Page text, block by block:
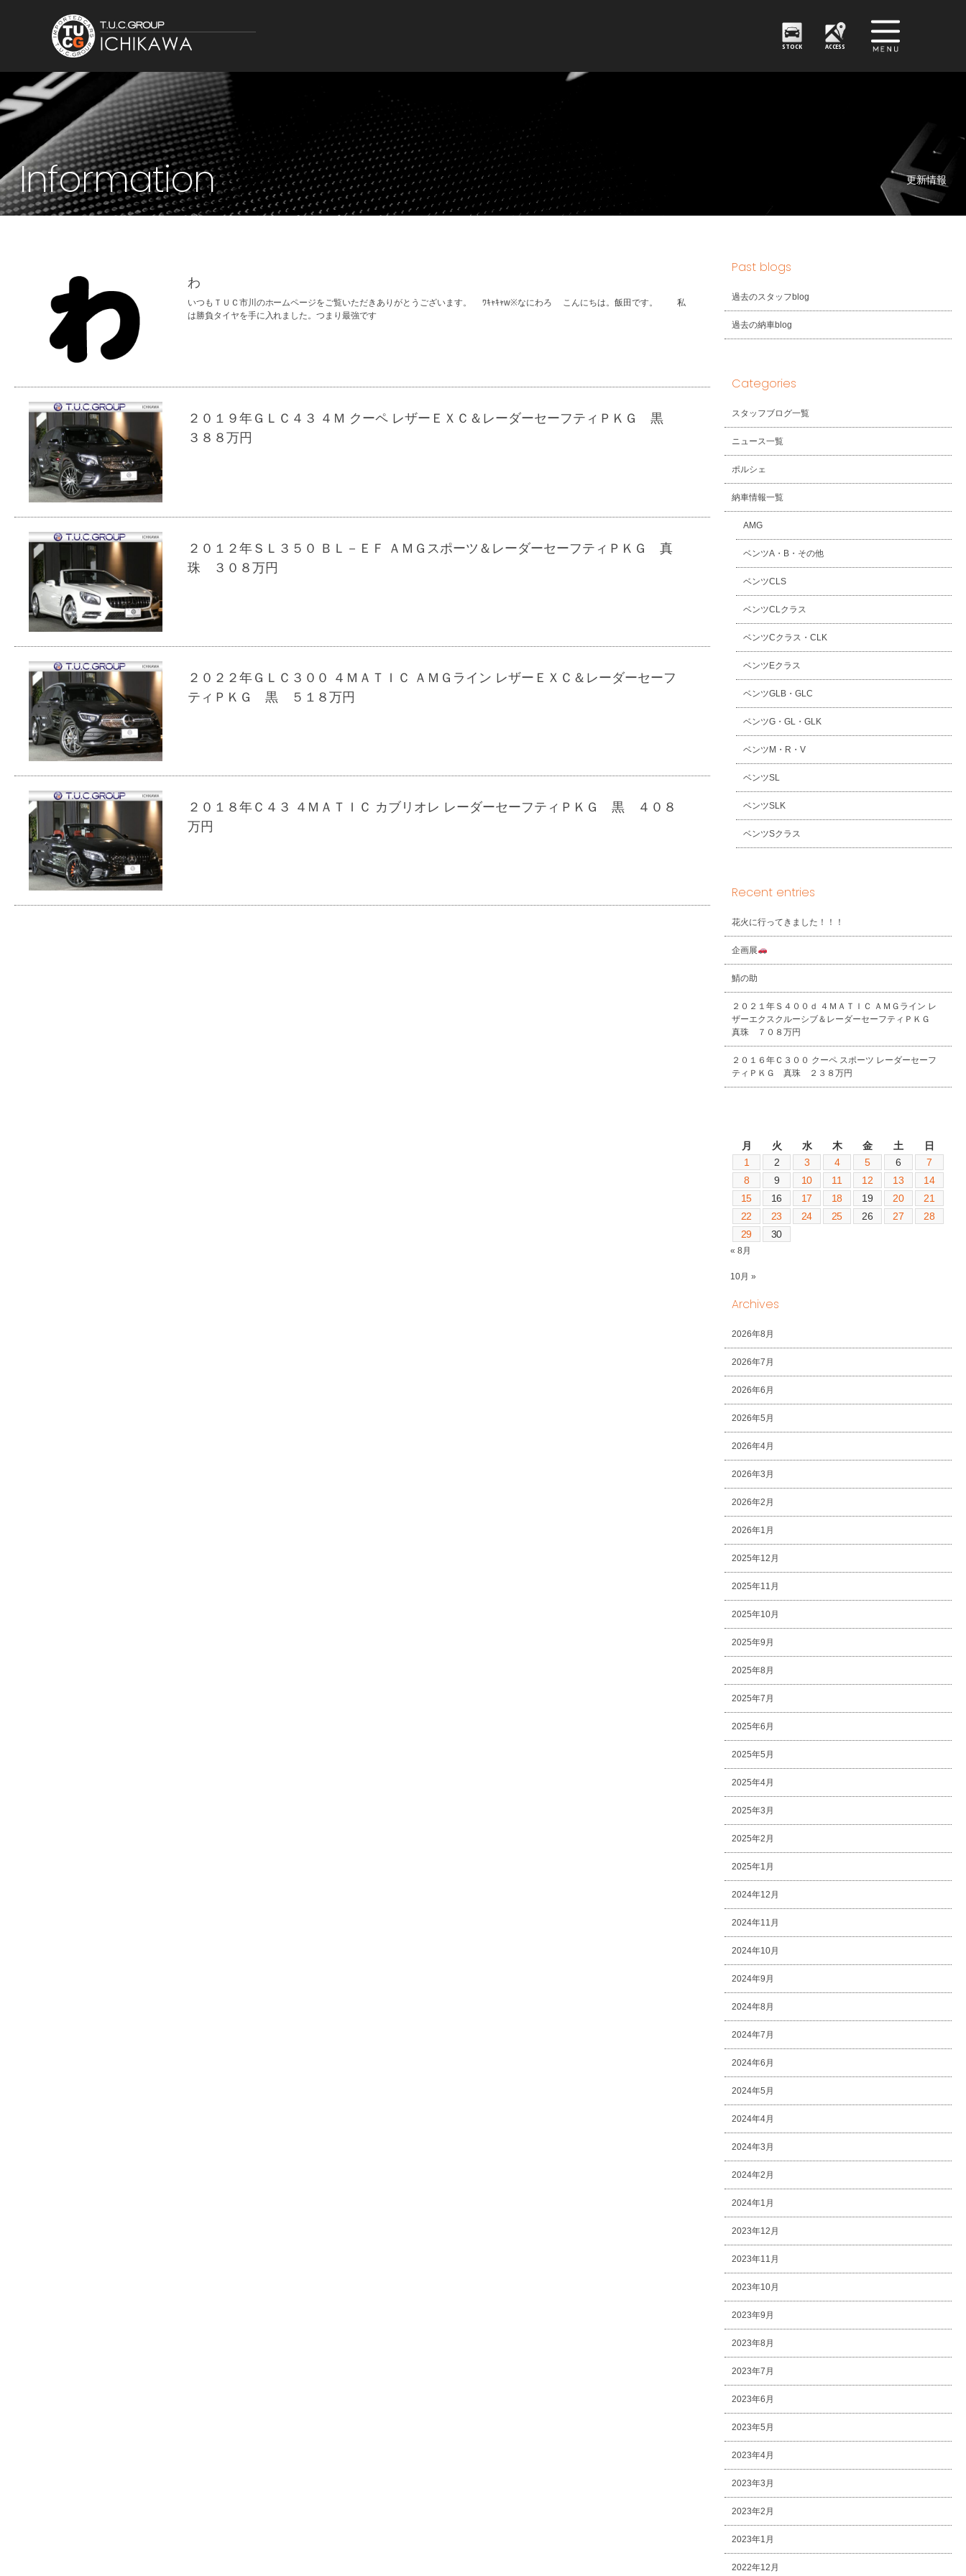
STOCK ACCESS
Information 更新情報
わ
いつもＴＵＣ市川のホームページをご覧いただきありがとうございます。 ﾜｷｬｷｬw※なにわろ こんにちは。飯田です。 私
は勝負タイヤを手に入れました。つまり最強です
２０１９年ＧＬＣ４３ ４Ｍ クーペ レザーＥＸＣ＆レーダーセーフティＰＫＧ 黒
３８８万円
２０１２年ＳＬ３５０ ＢＬ－ＥＦ ＡＭＧスポーツ＆レーダーセーフティＰＫＧ 真
珠 ３０８万円
２０２２年ＧＬＣ３００ ４ＭＡＴＩＣ ＡＭＧライン レザーＥＸＣ＆レーダーセーフ
ティＰＫＧ 黒 ５１８万円
２０１８年Ｃ４３ ４ＭＡＴＩＣ カブリオレ レーダーセーフティＰＫＧ 黒 ４０８
万円
Past blogs
過去のスタッフblog
過去の納車blog
Categories
スタッフブログ一覧
ニュース一覧
ポルシェ
納車情報一覧
AMG
ベンツA・B・その他
ベンツCLS
ベンツCLクラス
ベンツCクラス・CLK
ベンツEクラス
ベンツGLB・GLC
ベンツG・GL・GLK
ベンツM・R・V
ベンツSL
ベンツSLK
ベンツSクラス
Recent entries
花火に行ってきました！！！
企画展
鯖の助
２０２１年Ｓ４００ｄ ４ＭＡＴＩＣ ＡＭＧライン レ
ザーエクスクルーシブ＆レーダーセーフティＰＫＧ
真珠 ７０８万円
２０１６年Ｃ３００ クーペ スポーツ レーダーセーフ
ティＰＫＧ 真珠 ２３８万円
月
火 水 木 金 土
日
1
2 3 4 5 6
7
8
9 10 11 12 13
14
15
16 17 18 19 20
21
22
23 24 25 26 27
28
29
30
« 8月
10月 »
Archives
2026年8月
2026年7月
2026年6月
2026年5月
2026年4月
2026年3月
2026年2月
2026年1月
2025年12月
2025年11月
2025年10月
2025年9月
2025年8月
2025年7月
2025年6月
2025年5月
2025年4月
2025年3月
2025年2月
2025年1月
2024年12月
2024年11月
2024年10月
2024年9月
2024年8月
2024年7月
2024年6月
2024年5月
2024年4月
2024年3月
2024年2月
2024年1月
2023年12月
2023年11月
2023年10月
2023年9月
2023年8月
2023年7月
2023年6月
2023年5月
2023年4月
2023年3月
2023年2月
2023年1月
2022年12月